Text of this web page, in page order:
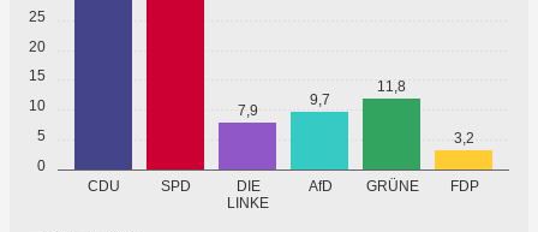
0
5
10
15
20
25
CDU SPD
DIE
LINKE
AfD GRÜNE FDP
7,9
9,7
11,8
3,2